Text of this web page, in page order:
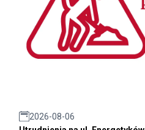
2026-08-06